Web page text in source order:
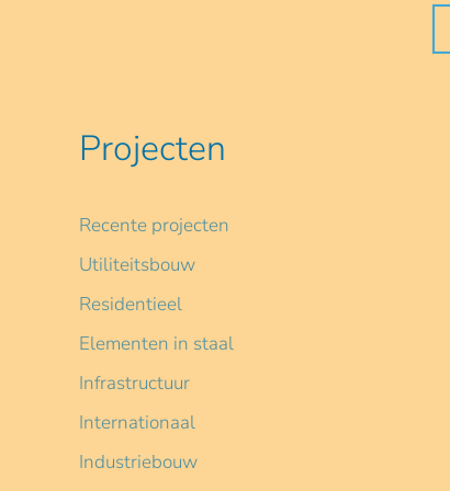
Projecten
Recente projecten
Utiliteitsbouw
Residentieel
Elementen in staal
Infrastructuur
Internationaal
Industriebouw